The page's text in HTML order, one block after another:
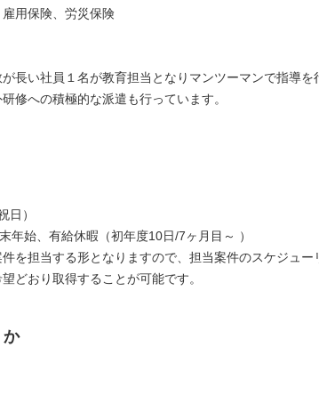
用保険、労災保険
長い社員１名が教育担当となりマンツーマンで指導を
修への積極的な派遣も行っています。
日）
年始、有給休暇（初年度10日/7ヶ月目～ ）
を担当する形となりますので、担当案件のスケジュー
どおり取得することが可能です。